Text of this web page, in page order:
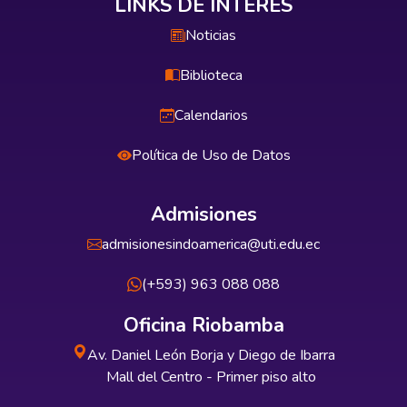
LINKS DE INTERÉS
Noticias
Biblioteca
Calendarios
Política de Uso de Datos
Admisiones
admisionesindoamerica@uti.edu.ec
(+593) 963 088 088
Oficina Riobamba
Av. Daniel León Borja y Diego de Ibarra
Mall del Centro - Primer piso alto